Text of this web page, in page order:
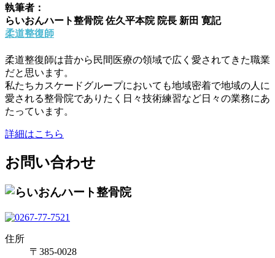
執筆者：
らいおんハート整骨院 佐久平本院 院長 新田 寛記
柔道整復師
柔道整復師は昔から民間医療の領域で広く愛されてきた職業
だと思います。
私たちカスケードグループにおいても地域密着で地域の人に
愛される整骨院でありたく日々技術練習など日々の業務にあ
たっています。
詳細はこちら
お問い合わせ
住所
〒385-0028